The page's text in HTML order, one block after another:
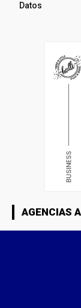
Datos
AGENCIAS